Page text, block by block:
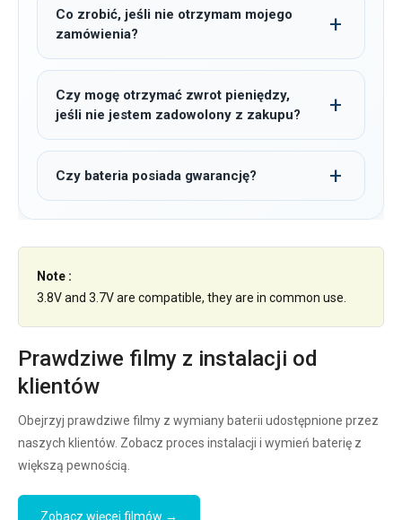
Co zrobić, jeśli nie otrzymam mojego
zamówienia?
Czy mogę otrzymać zwrot pieniędzy,
jeśli nie jestem zadowolony z zakupu?
Czy bateria posiada gwarancję?
Note :
3.8V and 3.7V are compatible, they are in common use.
Prawdziwe filmy z instalacji od
klientów
Obejrzyj prawdziwe filmy z wymiany baterii udostępnione przez
naszych klientów. Zobacz proces instalacji i wymień baterię z
większą pewnością.
Zobacz więcej filmów →